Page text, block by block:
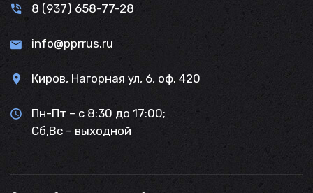
8 (937) 658-77-28
info@pprrus.ru
Киров, Нагорная ул, 6, оф. 420
Пн-Пт – с 8:30 до 17:00;
Сб,Вс – выходной